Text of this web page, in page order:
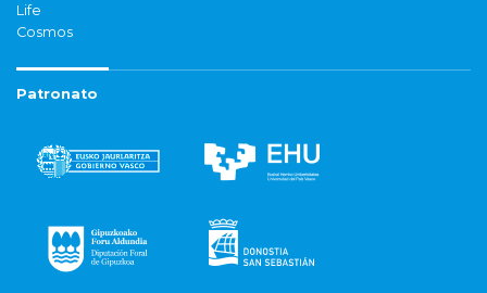
Life
Cosmos
Patronato